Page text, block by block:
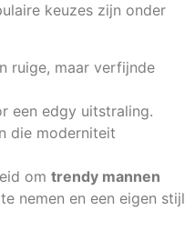
keuzes zijn onder
ruige, maar verfijnde
een edgy uitstraling.
die moderniteit
om trendy mannen
nemen en een eigen stijl